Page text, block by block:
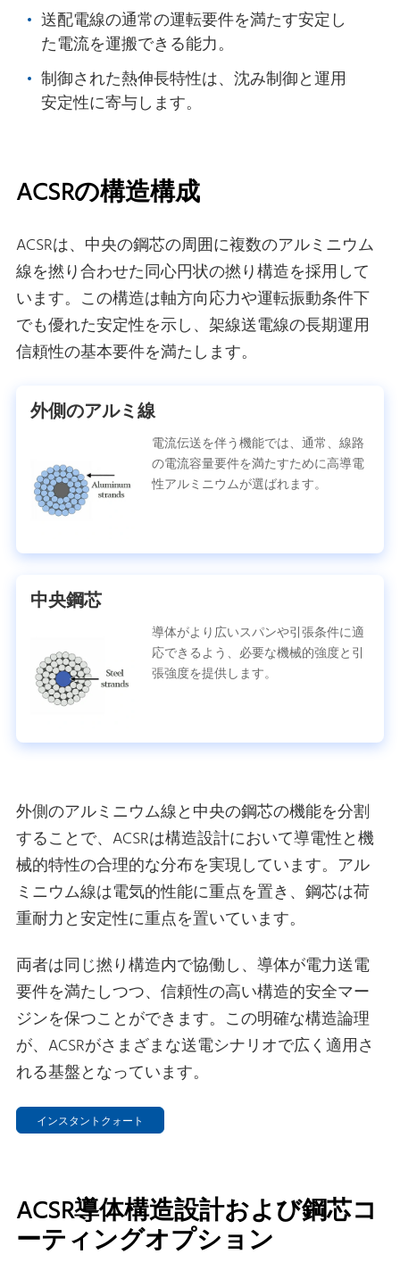
送配電線の通常の運転要件を満たす安定し
た電流を運搬できる能力。
制御された熱伸長特性は、沈み制御と運用
安定性に寄与します。
ACSRの構造構成
ACSRは、中央の鋼芯の周囲に複数のアルミニウム
線を撚り合わせた同心円状の撚り構造を採用して
います。この構造は軸方向応力や運転振動条件下
でも優れた安定性を示し、架線送電線の長期運用
信頼性の基本要件を満たします。
外側のアルミ線
電流伝送を伴う機能では、通常、線路
の電流容量要件を満たすために高導電
性アルミニウムが選ばれます。
中央鋼芯
導体がより広いスパンや引張条件に適
応できるよう、必要な機械的強度と引
張強度を提供します。
外側のアルミニウム線と中央の鋼芯の機能を分割
することで、ACSRは構造設計において導電性と機
械的特性の合理的な分布を実現しています。アル
ミニウム線は電気的性能に重点を置き、鋼芯は荷
重耐力と安定性に重点を置いています。
両者は同じ撚り構造内で協働し、導体が電力送電
要件を満たしつつ、信頼性の高い構造的安全マー
ジンを保つことができます。この明確な構造論理
が、ACSRがさまざまな送電シナリオで広く適用さ
れる基盤となっています。
インスタントクォート
ACSR導体構造設計および鋼芯コ
ーティングオプション